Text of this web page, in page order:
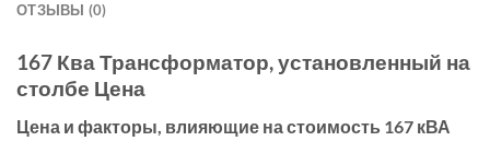
ОТЗЫВЫ (0)
167 Ква Трансформатор, установленный на
столбе Цена
Цена и факторы, влияющие на стоимость 167 кВА